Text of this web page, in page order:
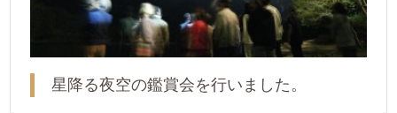
星降る夜空の鑑賞会を行いました。